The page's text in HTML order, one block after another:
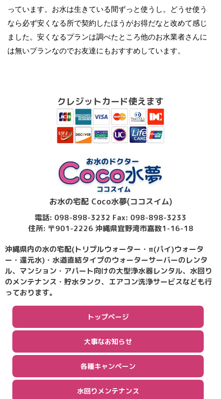
っています。お水は生きている間ずっと使うし。どうせ使う
なら必ず安くなる所で契約したほうがお得だなと改めて感じ
ました。安くなるプランは調べたところ他のお水業者さんに
は無いプランなのでお友達にもおすすめしています。
クレジットカード使えます
お水の宅配 Coco水夢(ココスイム)
電話: 098-898-3232 Fax: 098-898-3233
住所: 〒901-2226 沖縄県宜野湾市嘉数1-16-18
沖縄県内の水の宅配(トリプルウォーター・π(パイ)ウォータ
ー・還元水)・水道直結タイプのウォーターサーバーのレンタ
ル、マンション・アパート向けの大型浄水器レンタル、水回り
のメンテナンス・貯水タンク、エアコン洗浄サービスなども行
っております。
トップページ
大事なお知らせ
各種キャンペーン
水回りメンテナンス